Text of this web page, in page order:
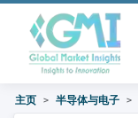
主页 半导体与电子